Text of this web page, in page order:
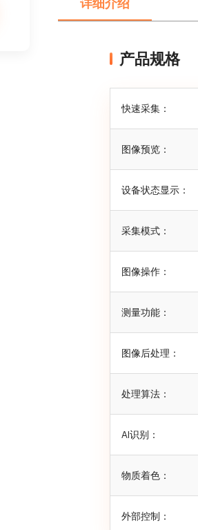
产品规格
快速采集：
图像预览：
设备状态显示：
采集模式：
图像操作：
测量功能：
图像后处理：
处理算法：
AI识别：
物质着色：
外部控制：